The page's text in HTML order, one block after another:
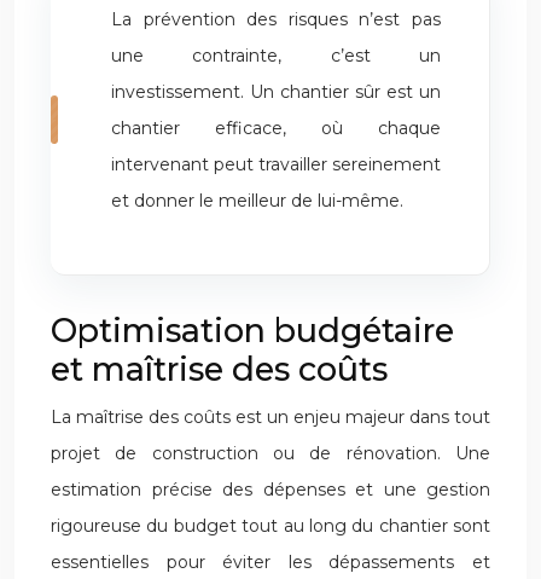
La prévention des risques n’est pas
une contrainte, c’est un
investissement. Un chantier sûr est un
chantier efficace, où chaque
intervenant peut travailler sereinement
et donner le meilleur de lui-même.
Optimisation budgétaire
et maîtrise des coûts
La maîtrise des coûts est un enjeu majeur dans tout
projet de construction ou de rénovation. Une
estimation précise des dépenses et une gestion
rigoureuse du budget tout au long du chantier sont
essentielles pour éviter les dépassements et